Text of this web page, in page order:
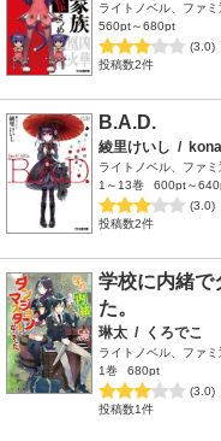
ライトノベル、ファ
560pt～680pt
(3.0)
投稿数2件
B.A.D.
綾里けいし / kona
ライトノベル、ファ
1～13巻
600pt～
(3.0)
投稿数2件
学校に内緒で
た。
琳太 / くろでこ
ライトノベル、ファ
1巻
680pt
(3.0)
投稿数1件